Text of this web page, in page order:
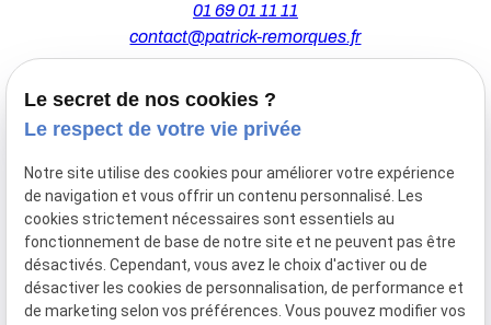
01 69 01 11 11
contact@patrick-remorques.fr
44 Avenue de la Division Leclerc
91160 BALLAINVILLIERS
Du Mardi au Samedi
De 9h00 à 12h30 et de 13h30 à 18h00
Le Lundi sur rendez-vous.
Le secret de nos cookies ?
Le respect de votre vie privée
Notre site utilise des cookies pour améliorer votre expérience
de navigation et vous offrir un contenu personnalisé. Les
cookies strictement nécessaires sont essentiels au
fonctionnement de base de notre site et ne peuvent pas être
désactivés. Cependant, vous avez le choix d'activer ou de
désactiver les cookies de personnalisation, de performance et
de marketing selon vos préférences. Vous pouvez modifier vos